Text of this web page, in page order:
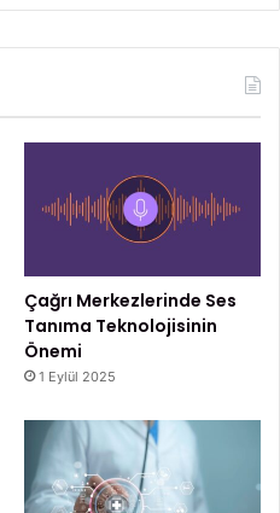
Çağrı Merkezlerinde Ses
Tanıma Teknolojisinin
Önemi
1 Eylül 2025